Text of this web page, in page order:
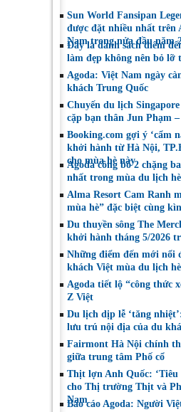
lợi ích cho cộng đồng
địa phương
Việt
nhất
Sun World Fansipan
được đặt nhiều nhất trên
Nam trong nửa đầu năm
Đây là danh sách điểm
làm đẹp không nên bỏ lỡ
Agoda: Việt Nam ngày
khách Trung Quốc
Chuyến du lịch
cặp bạn thân Jun Phạm
Booking.com gợi ý ‘cẩm
khởi hành từ Hà Nội,
cho mùa hè này
Agoda công bố 2 chặng
nhất trong mùa du lịch
Alma Resort Cam Ranh
mùa hè” đặc biệt cùng
Du thuyền sông The
khởi hành tháng 5/2026
Những điểm đến mới nổi
khách Việt mùa du lịch
Agoda tiết lộ “công thức
Z Việt
Du lịch dịp lễ ‘tăng
lưu trú nội địa của du
Fairmont Hà Nội chính
giữa trung tâm Phố cổ
Thịt lợn Anh Quốc: ‘Tiêu
cho Thị trường Thịt và
Nam
Báo cáo Agoda: Người